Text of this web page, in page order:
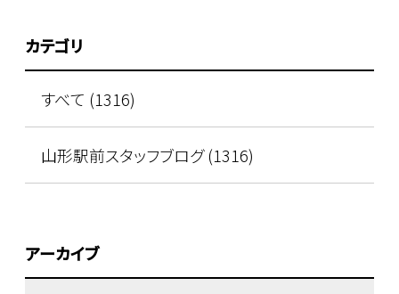
カテゴリ
すべて (1316)
山形駅前スタッフブログ (1316)
アーカイブ